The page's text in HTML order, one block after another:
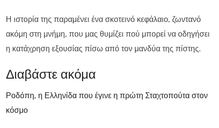
Η ιστορία της παραμένει ένα σκοτεινό κεφάλαιο, ζωντανό
ακόμη στη μνήμη, που μας θυμίζει πού μπορεί να οδηγήσει
η κατάχρηση εξουσίας πίσω από τον μανδύα της πίστης.
Διαβάστε ακόμα
Ροδόπη, η Ελληνίδα που έγινε η πρώτη Σταχτοπούτα στον
κόσμο